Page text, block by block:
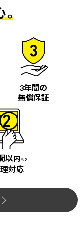
3年間の
無償保証
以内 ※2
対応